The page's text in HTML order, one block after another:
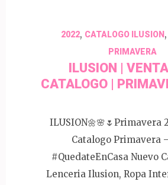
2022, CATALOGO ILUSION,
PRIMAVERA
ILUSION |
CATALOGO |
ILUSION🌼🌸🌷Primavera
Catalogo Primavera
#QuedateEnCasa Nuevo
Lenceria Ilusion, Ropa